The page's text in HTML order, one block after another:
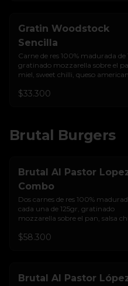
Gratin Woodstock
Sencilla
Carne de res 100% madurada de
gratinado mozzarella sobre el
miel, sweet chilli, queso
encurtido de cebolla, salsa de ajo
$33.300
Brutal Burgers
Brutal Al Pastor
Combo
Dos carnes de res 100%
cada una de 125gr, gratinado
mozzarella sobre el pan, salsa
tostada de maíz crujiente,
$58.300
Brutal Al Pastor